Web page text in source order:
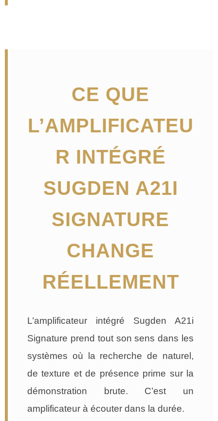
CE QUE
L’AMPLIFICATEU
R INTÉGRÉ
SUGDEN A21I
SIGNATURE
CHANGE
RÉELLEMENT
L’amplificateur intégré Sugden A21i
Signature prend tout son sens dans les
systèmes où la recherche de naturel,
de texture et de présence prime sur la
démonstration brute. C’est un
amplificateur à écouter dans la durée.